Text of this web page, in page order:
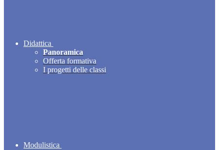
Didattica
Panoramica
Offerta formativa
I progetti delle classi
Modulistica